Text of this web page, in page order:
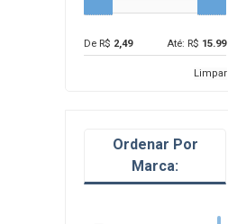
De R$ 2,49 Até: R$ 15.99
Limpar
Ordenar Por
Marca: